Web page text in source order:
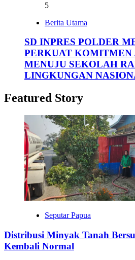
5
Berita Utama
SD INPRES POLDER
PERKUAT KOMITMEN
MENUJU SEKOLAH
LINGKUNGAN
Featured Story
Seputar Papua
Distribusi Minyak Tanah
Kembali Normal